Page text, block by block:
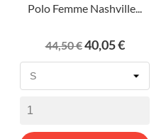
Polo Femme Nashville...
Prix
de
44,50 €Prix
40,05 €